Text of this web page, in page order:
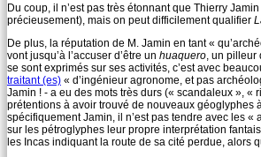
Du coup, il n’est pas très étonnant que Thierry
précieusement), mais on peut difficilement qualifier
De plus, la réputation de M. Jamin en tant «
vont jusqu’à l’accuser d’être un huaquero , un
se sont exprimés sur ses activités, c’est avec
traitant (es) « d’ingénieur agronome, et pas
Jamin ! - a eu des mots très durs (« scandaleux »,
prétentions à avoir trouvé de nouveaux géoglyphes
spécifiquement Jamin, il n’est pas tendre avec les
sur les pétroglyphes leur propre interprétation
les Incas indiquant la route de sa cité perdue, alors